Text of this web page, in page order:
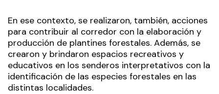
En ese contexto, se realizaron, también, acciones
para contribuir al corredor con la elaboración y
producción de plantines forestales. Además, se
crearon y brindaron espacios recreativos y
educativos en los senderos interpretativos con la
identificación de las especies forestales en las
distintas localidades.